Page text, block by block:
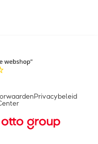
Privacybeleid